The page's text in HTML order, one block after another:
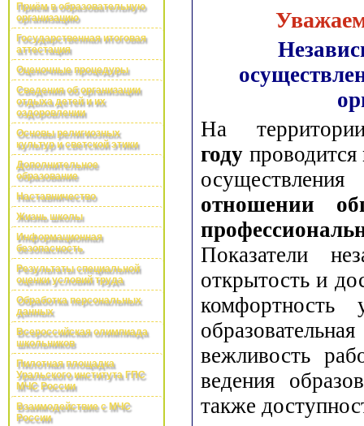
Приём в образовательную
организацию
Государственная итоговая
аттестация
Оценочные процедуры
Сведения об организации
отдыха детей и их
оздоровлении
Основы религиозных
культур и светской этики
Дополнительное
образование
Наставничество
Жизнь школы
Информационная
безопасность
Результаты специальной
оценки условий труда
Обработка персональных
данных
Всероссийская олимпиада
школьников
Пилотная площадка
Уральского института ГПС
МЧС России
Взаимодействие с МЧС
России
На
году проводится
отношении
Показатели
открытость и
комфортность
вежливость
ведения
также